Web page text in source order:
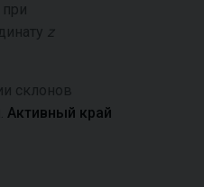
при
z
склонов
Активный край